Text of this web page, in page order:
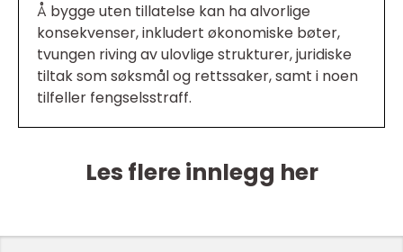
Å bygge uten tillatelse kan ha alvorlige
konsekvenser, inkludert økonomiske bøter,
tvungen riving av ulovlige strukturer, juridiske
tiltak som søksmål og rettssaker, samt i noen
tilfeller fengselsstraff.
Les flere innlegg her